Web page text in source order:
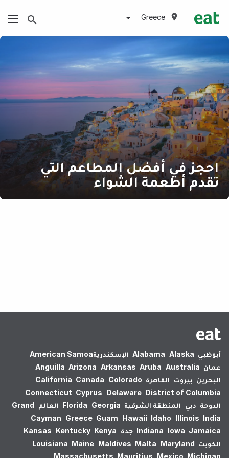
Greece
احجز في أفضل المطاعم التي
تقدم أطعمة الشواء
أبوظبي Alabama Alaska الإسكندرية‎American Samoa
عمان
Anguilla Arizona Arkansas Aruba Australia
البحرين بيروت القاهرة California Canada Colorado
Connecticut Cyprus Delaware District of Columbia
الدوحة دبي المنطقة الشرقية Florida Georgia العالم
Grand
Cayman Greece Guam Hawaii Idaho Illinois India
Indiana Iowa Jamaica جدة Kansas Kentucky Kenya
الكويت
Louisiana Maine Maldives Malta Maryland